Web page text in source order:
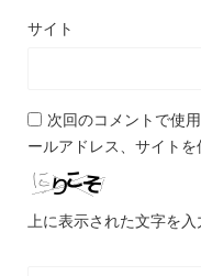
サイト
次回のコメントで使
ールアドレス、サイトを
上に表示された文字を入